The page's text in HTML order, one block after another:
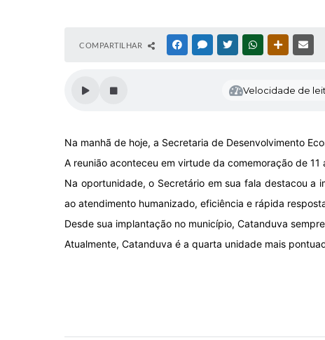
COMPARTILHAR FACEBOOKMESSENGER
TWITTERWHATSAPPOUTRAS
Velocidade de
Na manhã de hoje, a Secretaria de Desenvolvimento
A reunião aconteceu em virtude da comemoração de
Na oportunidade, o Secretário em sua fala destacou
ao atendimento humanizado, eficiência e rápida
Desde sua implantação no município, Catanduva
Atualmente, Catanduva é a quarta unidade mais